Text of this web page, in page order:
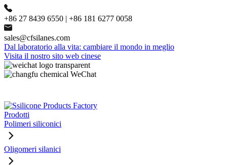
+86 27 8439 6550 | +86 181 6277 0058
sales@cfsilanes.com
Dal laboratorio alla vita: cambiare il mondo in meglio
Visita il nostro sito web cinese
Prodotti
Polimeri siliconici
Oligomeri silanici